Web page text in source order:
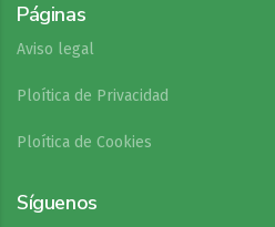
Páginas
Aviso legal
Ploítica de Privacidad
Ploítica de Cookies
Síguenos